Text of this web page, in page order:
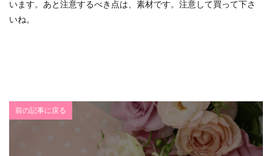
います。あと注意するべき点は、素材です。注意して買って下さ
いね。
前の記事に戻る